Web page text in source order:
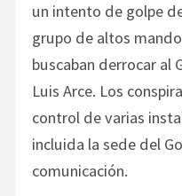
un intento de golpe
grupo de altos
buscaban derrocar al
Luis Arce. Los
control de varias
incluida la sede del
comunicación.